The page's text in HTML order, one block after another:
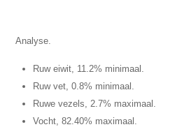
Analyse.
Ruw eiwit, 11.2% minimaal.
Ruw vet, 0.8% minimaal.
Ruwe vezels, 2.7% maximaal.
Vocht, 82.40% maximaal.